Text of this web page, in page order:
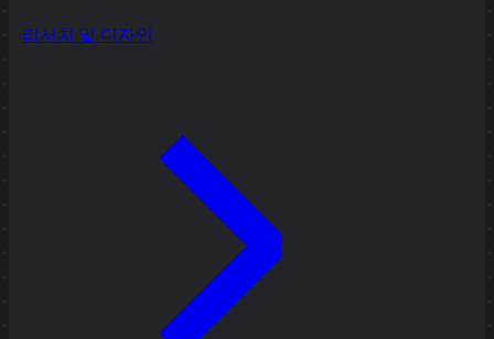
리서치 및 디자인